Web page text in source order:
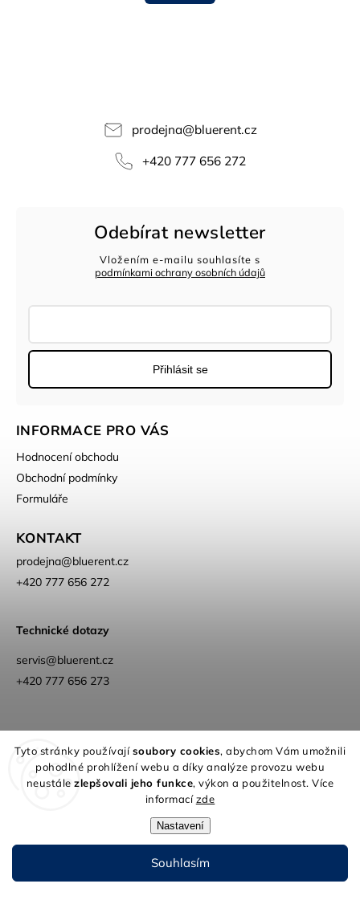
Tyto stránky používajísoubory cookies, abychom Vám umožnili
pohodlné prohlížení webu a díky analýze provozu webu
neustálezlepšovali jeho funkce, výkon a použitelnost. Více
informacízde
Nastavení
Souhlasím
prodejna@bluerent.cz
+420 777 656 272
Odebírat newsletter
Vložením e-mailu souhlasíte s
podmínkami ochrany osobních údajů
Přihlásit se
INFORMACE PRO VÁS
Hodnocení obchodu
Obchodní podmínky
Formuláře
KONTAKT
prodejna@bluerent.cz
+420 777 656 272
Technické dotazy
servis@bluerent.cz
+420 777 656 273
Aktuální vozy skladem Facebook
Instagram
YouTube
Obchodní podmínky
Web
O nás